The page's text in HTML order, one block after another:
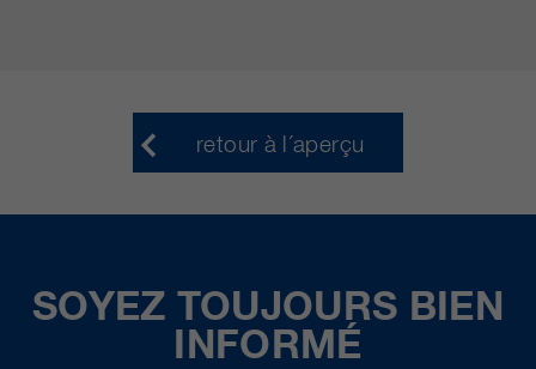
retour à l´aperçu
SOYEZ TOUJOURS BIEN
INFORMÉ